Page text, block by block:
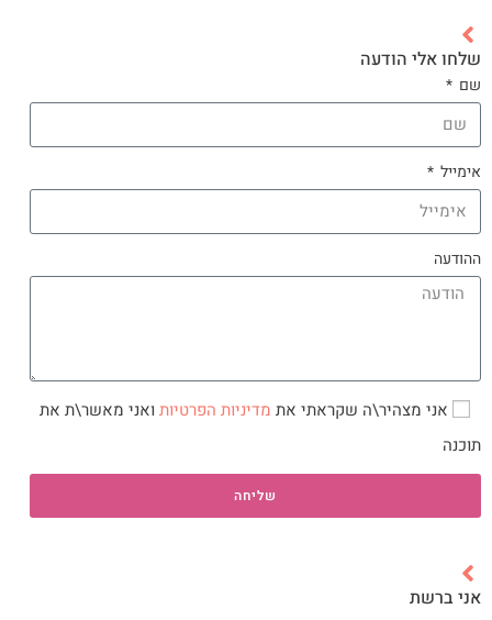
שלחו אלי הודעה
שם
אימייל
ההודעה
אני מצהיר\ה שקראתי את מדיניות הפרטיות ואני מאשר\ת את
תוכנה
שליחה
אני ברשת